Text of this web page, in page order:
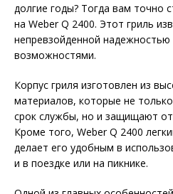
долгие годы? Тогда вам точно
на Weber Q 2400. Этот гриль
непревзойденной
возможностями.
Корпус гриля изготовлен из
материалов, которые не
срок службы, но и защищают
Кроме того, Weber Q 2400
делает его удобным в
и в поездке или на пикнике.